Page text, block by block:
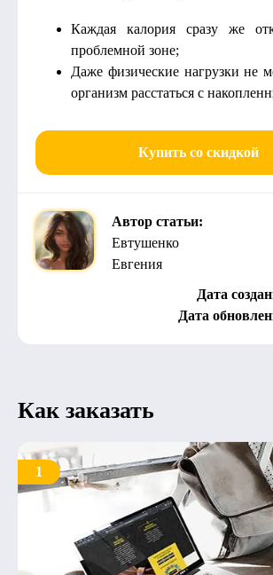
Каждая калория сразу же
проблемной зоне;
Даже физические нагрузки не
организм расстаться с
Купить со скидкой
Автор статьи:
Евтушенко
Евгения
Дата
Дата
Как заказать
1